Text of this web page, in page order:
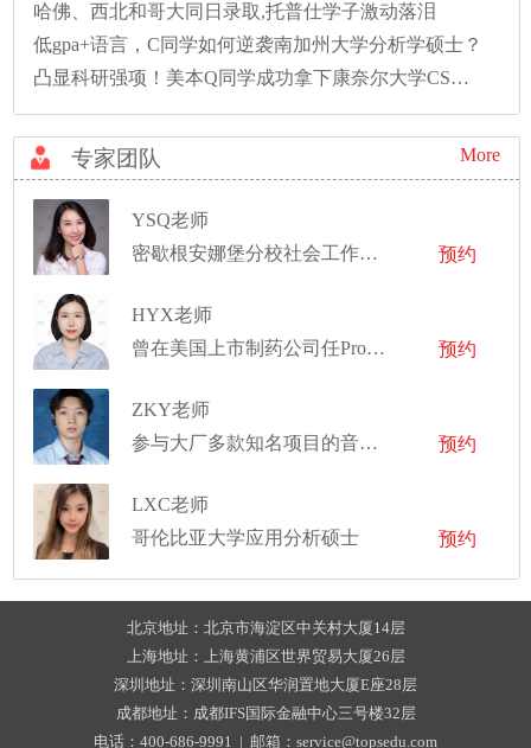
哈佛、西北和哥大同日录取,托普仕学子激动落泪
低gpa+语言，C同学如何逆袭南加州大学分析学硕士？
凸显科研强项！美本Q同学成功拿下康奈尔大学CS硕士录取！
专家团队 More
YSQ老师
密歇根安娜堡分校社会工作硕士
预约
HYX老师
曾在美国上市制药公司任Process Engineer多年
预约
ZKY老师
参与大厂多款知名项目的音频设计与资源集成工作
预约
LXC老师
哥伦比亚大学应用分析硕士
预约
北京地址：北京市海淀区中关村大厦14层
上海地址：上海黄浦区世界贸易大厦26层
深圳地址：深圳南山区华润置地大厦E座28层
成都地址：成都IFS国际金融中心三号楼32层
电话：400-686-9991 | 邮箱：service@topsedu.com